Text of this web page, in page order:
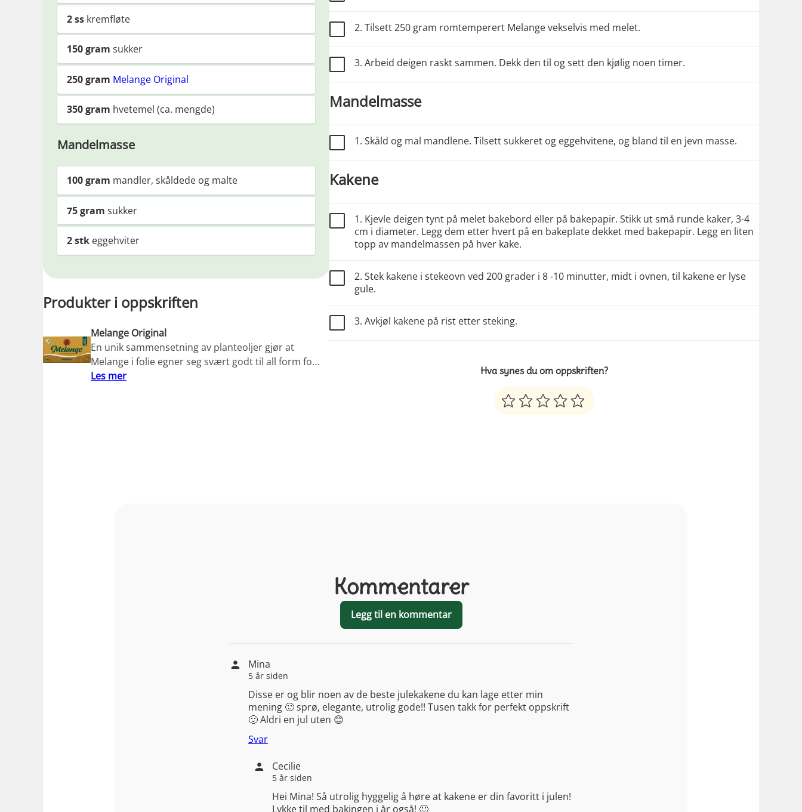
2ss kremfløte
150gram sukker
250gram Melange Original
350gram hvetemel (ca. mengde)
Mandelmasse
100gram mandler, skåldede og malte
75gram sukker
2stk eggehviter
Produkter i oppskriften
Melange Original
En unik sammensetning av planteoljer gjør at
Melange i folie egner seg svært godt til all form fo…
Les mer
2. Tilsett 250 gram romtemperert Melange vekselvis med melet.
3. Arbeid deigen raskt sammen. Dekk den til og sett den kjølig noen timer.
Mandelmasse
1. Skåld og mal mandlene. Tilsett sukkeret og eggehvitene, og bland til en jevn masse.
Kakene
1. Kjevle deigen tynt på melet bakebord eller på bakepapir. Stikk ut små runde kaker, 3-4
cm i diameter. Legg dem etter hvert på en bakeplate dekket med bakepapir. Legg en liten
topp av mandelmassen på hver kake.
2. Stek kakene i stekeovn ved 200 grader i 8 -10 minutter, midt i ovnen, til kakene er lyse
gule.
3. Avkjøl kakene på rist etter steking.
Hva synes du om oppskriften?
Kommentarer
Legg til en kommentar
Mina
5 år siden
Disse er og blir noen av de beste julekakene du kan lage etter min
mening 🙂 sprø, elegante, utrolig gode!! Tusen takk for perfekt oppskrift
🙂 Aldri en jul uten 😊
Svar
Cecilie
5 år siden
Hei Mina! Så utrolig hyggelig å høre at kakene er din favoritt i julen!
Lykke til med bakingen i år også! 🙂